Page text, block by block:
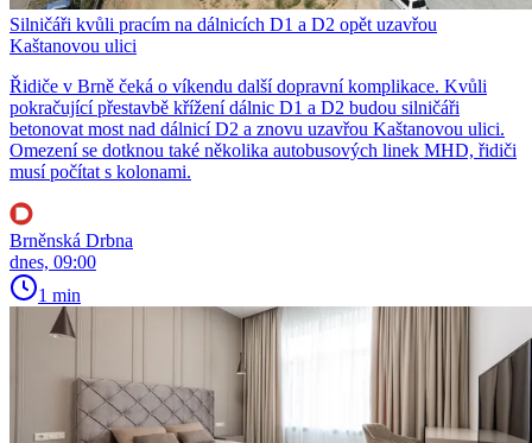
Silničáři kvůli pracím na dálnicích D1 a D2 opět uzavřou
Kaštanovou ulici
Řidiče v Brně čeká o víkendu další dopravní komplikace. Kvůli
pokračující přestavbě křížení dálnic D1 a D2 budou silničáři
betonovat most nad dálnicí D2 a znovu uzavřou Kaštanovou ulici.
Omezení se dotknou také několika autobusových linek MHD, řidiči
musí počítat s kolonami.
Brněnská Drbna
dnes, 09:00
1 min